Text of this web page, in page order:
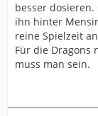
besser
ihn hinter
reine Spielzeit
Für die Dragons
muss man sein.